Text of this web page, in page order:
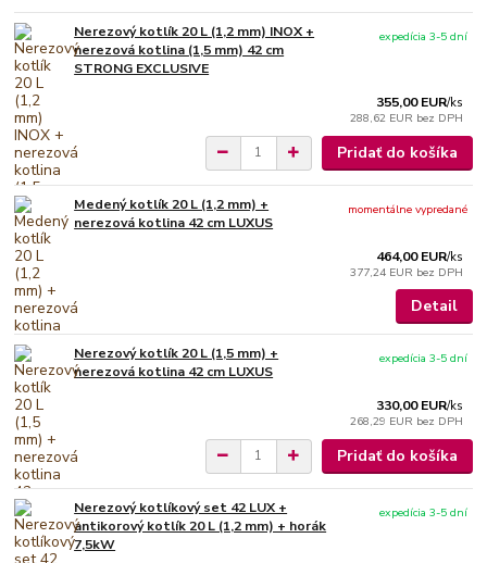
Nerezový kotlík 20 L (1,2 mm) INOX +
nerezová kotlina (1,5 mm) 42 cm
STRONG EXCLUSIVE
355,00 EUR/ks
288,62 EUR bez DPH
expedícia 3-5 dní
Pridať do košíka
Medený kotlík 20 L (1,2 mm) +
nerezová kotlina 42 cm LUXUS
464,00 EUR/ks
377,24 EUR bez DPH
momentálne vypredané
Detail
Nerezový kotlík 20 L (1,5 mm) +
nerezová kotlina 42 cm LUXUS
330,00 EUR/ks
268,29 EUR bez DPH
expedícia 3-5 dní
Pridať do košíka
Nerezový kotlíkový set 42 LUX +
antikorový kotlík 20 L (1,2 mm) + horák
7,5kW
expedícia 3-5 dní